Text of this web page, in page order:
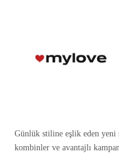
Günlük stiline eşlik eden yeni
kombinler ve avantajlı